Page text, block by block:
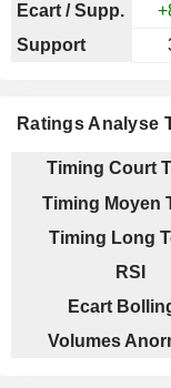
Ecart / Supp.
Support
Ratings Analyse
Timing Court
Timing Moyen
Timing Long
RSI
Ecart
Volumes